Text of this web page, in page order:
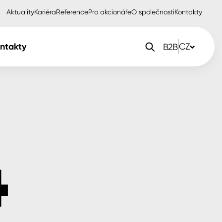
AktualityKariéraReferencePro akcionářeO společnostiKontakty
B2BCZ